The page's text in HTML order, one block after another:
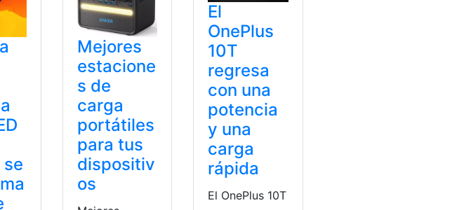
se
Mejores
estacione
s de
carga
portátiles
para tus
dispositiv
os
El
OnePlus
10T
regresa
con una
potencia
y una
carga
rápida
El OnePlus 10T